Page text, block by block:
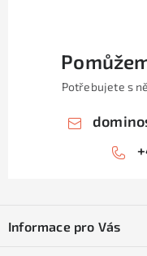
Potřebujete s
pInformace pro Vás